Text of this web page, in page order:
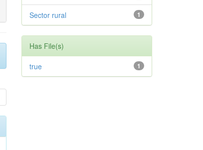
1
Sector rural
Has File(s)
1
true